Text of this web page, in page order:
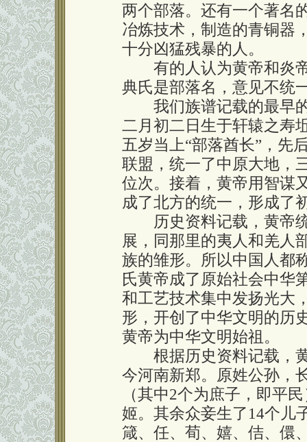
两个部落。还有一个著名
冶炼技术，制造的青铜器
十分凶猛残暴的人。
有的人认为黄帝和炎帝
典氏是部落名，意见不统
我们族谱记载的最早的
二月初二日生于轩辕之寿
五岁当上“部落酋长”，先
联盟，统一了中原大地，
位次。接着，黄帝用智谋
成了北方的统一，形成了
历史资料记载，黄帝统
展，同那里的夷人和羌人
族的雏形。所以中国人都
氏黄帝成了原始社会中华
和工艺技术集中发扬光大
形，开创了中华文明的历
黄帝为中华文明始祖。
根据历史资料记载，黄
今河南新郑。原姓公孙，
（其中2个为庶子，即平
姬。其余众妾生了14个儿
箴、任、荀、嬉、佶、儇